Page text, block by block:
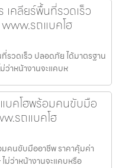
คลียร์พื้นที่รวดเร็ว
รถแบคโฮ
รวดเร็ว ปลอดภัย ได้มาตรฐาน
ว่าหน้างานจะแคบห
บคโฮพร้อมคนขับมือ
รถแบคโฮ
มคนขับมืออาชีพ ราคาคุ้มค่า
ว่าหน้างานจะแคบหรือ